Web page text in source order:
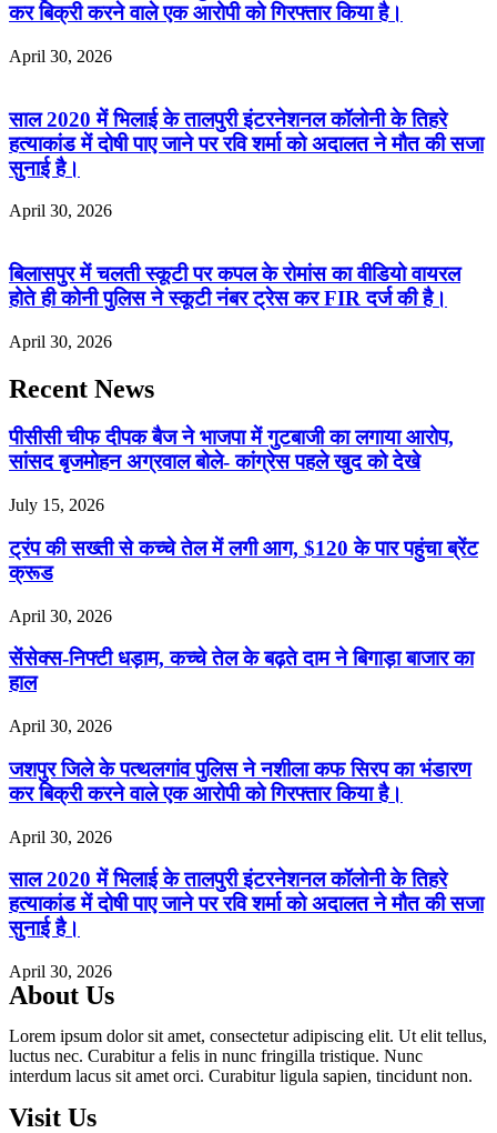
कर बिक्री करने वाले एक आरोपी को गिरफ्तार किया है।
April 30, 2026
साल 2020 में भिलाई के तालपुरी इंटरनेशनल कॉलोनी के तिहरे
हत्याकांड में दोषी पाए जाने पर रवि शर्मा को अदालत ने मौत की सजा
सुनाई है।
April 30, 2026
बिलासपुर में चलती स्कूटी पर कपल के रोमांस का वीडियो वायरल
होते ही कोनी पुलिस ने स्कूटी नंबर ट्रेस कर FIR दर्ज की है।
April 30, 2026
Recent News
पीसीसी चीफ दीपक बैज ने भाजपा में गुटबाजी का लगाया आरोप,
सांसद बृजमोहन अग्रवाल बोले- कांग्रेस पहले खुद को देखे
July 15, 2026
ट्रंप की सख्ती से कच्चे तेल में लगी आग, $120 के पार पहुंचा ब्रेंट
क्रूड
April 30, 2026
सेंसेक्स-निफ्टी धड़ाम, कच्चे तेल के बढ़ते दाम ने बिगाड़ा बाजार का
हाल
April 30, 2026
जशपुर जिले के पत्थलगांव पुलिस ने नशीला कफ सिरप का भंडारण
कर बिक्री करने वाले एक आरोपी को गिरफ्तार किया है।
April 30, 2026
साल 2020 में भिलाई के तालपुरी इंटरनेशनल कॉलोनी के तिहरे
हत्याकांड में दोषी पाए जाने पर रवि शर्मा को अदालत ने मौत की सजा
सुनाई है।
April 30, 2026
About Us
Lorem ipsum dolor sit amet, consectetur adipiscing elit. Ut elit tellus,
luctus nec. Curabitur a felis in nunc fringilla tristique. Nunc
interdum lacus sit amet orci. Curabitur ligula sapien, tincidunt non.
Visit Us